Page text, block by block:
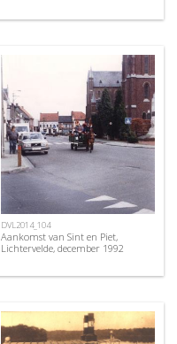
DVL2014_104
Aankomst van Sint en Piet,
Lichtervelde, december 1992